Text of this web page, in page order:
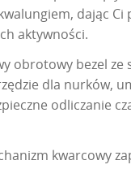
dając Ci
aktywności.
obrotowy bezel ze
dla nurków,
odliczanie
kwarcowy